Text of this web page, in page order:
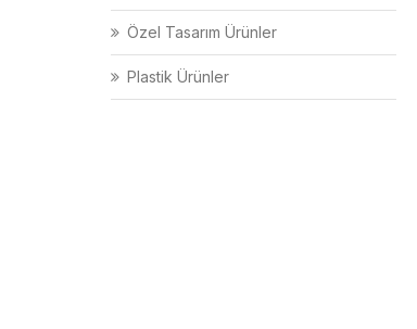
Özel Tasarım Ürünler
Plastik Ürünler